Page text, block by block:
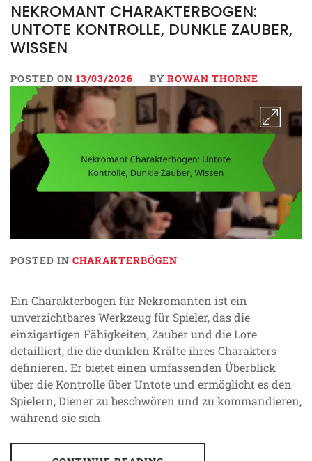
NEKROMANT CHARAKTERBOGEN:
UNTOTE KONTROLLE, DUNKLE ZAUBER,
WISSEN
POSTED ON 13/03/2026 BY ROWAN THORNE
POSTED IN CHARAKTERBÖGEN
Ein Charakterbogen für Nekromanten ist ein
unverzichtbares Werkzeug für Spieler, das die
einzigartigen Fähigkeiten, Zauber und die Lore
detailliert, die die dunklen Kräfte ihres Charakters
definieren. Er bietet einen umfassenden Überblick
über die Kontrolle über Untote und ermöglicht es den
Spielern, Diener zu beschwören und zu kommandieren,
während sie sich